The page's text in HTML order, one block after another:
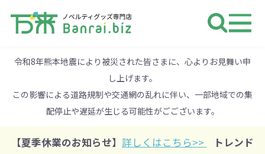
令和8年熊本地震により被災された皆さまに、心よりお見舞い申
し上げます。
この影響による道路規制や交通網の乱れに伴い、一部地域での集
配停止や遅延が生じる可能性がごございます。
【夏季休業のお知らせ】 詳しくはこちら>>
トレンド